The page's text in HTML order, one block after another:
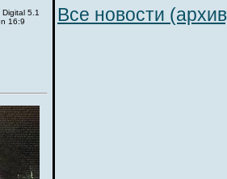
5.1
16:9
Все новости